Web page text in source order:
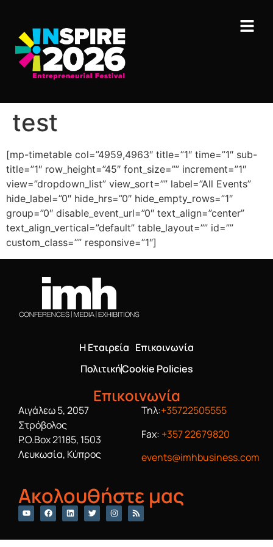
test
[mp-timetable col=”4959,4963″ title=”1″ time=”1″ sub-
title=”1″ row_height=”45″ font_size=”” increment=”1″
view=”dropdown_list” view_sort=”” label=”All Events”
hide_label=”0″ hide_hrs=”0″ hide_empty_rows=”1″
group=”0″ disable_event_url=”0″ text_align=”center”
text_align_vertical=”default” table_layout=”” id=””
custom_class=”” responsive=”1″]
Η Εταιρεία Επικοινωνία
ΠολιτικήCookie Policies
Επικοινωνία
Αιγάλεω 5, 2057
Στρόβολος
P.O.Box 21185, 1503
Λευκωσία, Κύπρος
Τηλ:+35722505555
Fax: +357 22679820
events@imhbusiness.com
Ακολουθήστε μας